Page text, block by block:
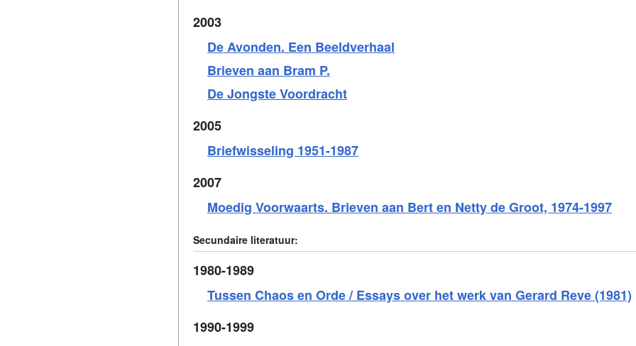
2003
De Avonden. Een Beeldverhaal
Brieven aan Bram P.
De Jongste Voordracht
2005
Briefwisseling 1951-1987
2007
Moedig Voorwaarts. Brieven aan Bert en Netty de Groot, 1974-1997
Secundaire literatuur:
1980-1989
Tussen Chaos en Orde / Essays over het werk van Gerard Reve (1981)
1990-1999